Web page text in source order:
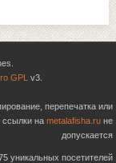
GPL v3.
перепечатка или
ссылки на metalafisha.ru не
допускается
уникальных посетителей